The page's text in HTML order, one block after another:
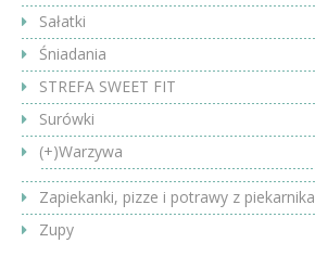
Sałatki
Śniadania
STREFA SWEET FIT
Surówki
(+)Warzywa
Zapiekanki, pizze i potrawy z piekarnika
Zupy